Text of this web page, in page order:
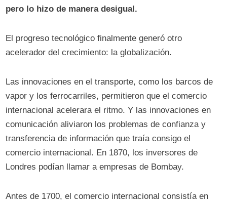
pero lo hizo de manera desigual.
El progreso tecnológico finalmente generó otro
acelerador del crecimiento: la globalización.
Las innovaciones en el transporte, como los barcos de
vapor y los ferrocarriles, permitieron que el comercio
internacional acelerara el ritmo. Y las innovaciones en
comunicación aliviaron los problemas de confianza y
transferencia de información que traía consigo el
comercio internacional. En 1870, los inversores de
Londres podían llamar a empresas de Bombay.
Antes de 1700, el comercio internacional consistía en